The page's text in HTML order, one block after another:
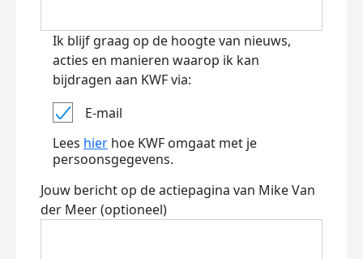
Ik blijf graag op de hoogte van nieuws,
acties en manieren waarop ik kan
bijdragen aan KWF via:
E-mail
Lees hier hoe KWF omgaat met je
persoonsgegevens.
Jouw bericht op de actiepagina van Mike Van
der Meer (optioneel)